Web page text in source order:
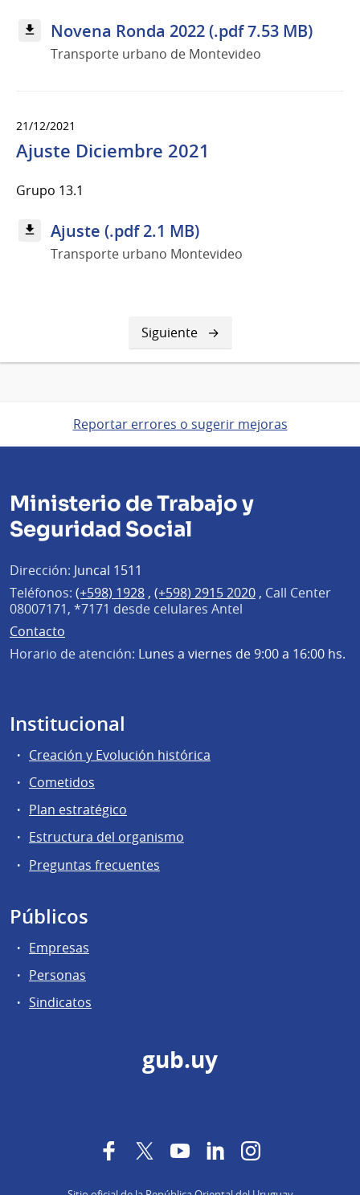
Novena Ronda 2022 (.pdf 7.53 MB)
Transporte urbano de Montevideo
21/12/2021
Ajuste Diciembre 2021
Grupo 13.1
Ajuste (.pdf 2.1 MB)
Transporte urbano Montevideo
Siguiente
página
Siguiente
Reportar errores o sugerir mejoras
Ministerio de Trabajo y
Seguridad Social
Dirección: Juncal 1511
Teléfonos: (+598) 1928 , (+598) 2915 2020 , Call Center
08007171, *7171 desde celulares Antel
Contacto
Horario de atención: Lunes a viernes de 9:00 a 16:00 hs.
Institucional
Creación y Evolución histórica
Cometidos
Plan estratégico
Estructura del organismo
Preguntas frecuentes
Públicos
Empresas
Personas
Sindicatos
gub.uy
FacebookTwitterYouTubeLinkedInInstagram